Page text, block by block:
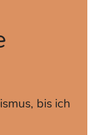
bis ich